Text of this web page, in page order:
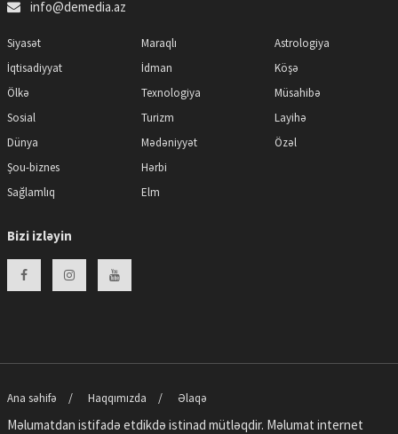
info@demedia.az
Siyasət
İqtisadiyyat
Ölkə
Sosial
Dünya
Şou-biznes
Sağlamlıq
Maraqlı
İdman
Texnologiya
Turizm
Mədəniyyət
Hərbi
Elm
Astrologiya
Köşə
Müsahibə
Layihə
Özəl
Bizi izləyin
Ana səhifə Haqqımızda Əlaqə
Məlumatdan istifadə etdikdə istinad mütləqdir. Məlumat internet